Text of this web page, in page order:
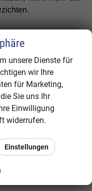
Autoservice
Fest und
unsere Dienste für
wir Ihre
für Marketing,
Sie uns Ihr
Einwilligung
widerrufen.
Einstellungen